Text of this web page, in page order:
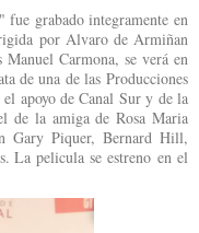
grabado integramente en
por Alvaro de Armiñan
Carmona, se verá en
de una de las Producciones
apoyo de Canal Sur y de la
de la amiga de Rosa Maria
Gary Piquer, Bernard Hill,
La pelicula se estreno en el